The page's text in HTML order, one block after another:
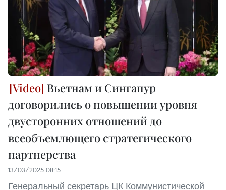
Вьетнам и Сингапур
договорились о повышении уровня
двусторонних отношений до
всеобъемлющего стратегического
партнерства
13/03/2025 08:15
Генеральный секретарь ЦК Коммунистической